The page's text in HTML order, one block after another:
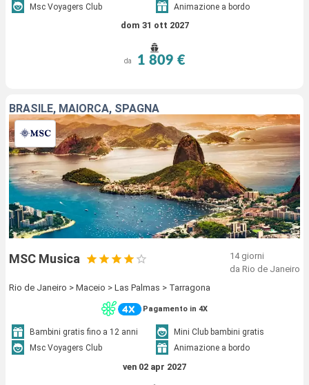
Msc Voyagers Club
Animazione a bordo
dom 31 ott 2027
da 1 809 €
BRASILE, MAIORCA, SPAGNA
MSC Musica
14 giorni
da Rio de Janeiro
Rio de Janeiro > Maceio > Las Palmas > Tarragona
Pagamento in 4X
Bambini gratis fino a 12 anni
Mini Club bambini gratis
Msc Voyagers Club
Animazione a bordo
ven 02 apr 2027